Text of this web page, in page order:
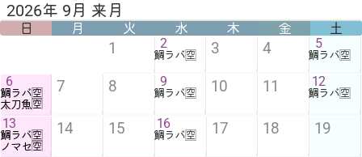
1 2
鯛ラバ🈳 3 4 5
鯛ラバ🈳
6
鯛ラバ🈳
太刀魚🈳
7 8 9
鯛ラバ🈳 10 11 12
鯛ラバ🈳
13
鯛ラバ🈳
ノマセ🈳
14 15 16
鯛ラバ🈳 17 18 19
2026年 9月 来月
日 月 火 水 木 金 土